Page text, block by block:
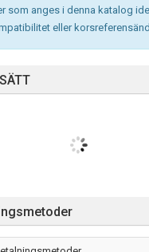
som anges i denna katalog
eller